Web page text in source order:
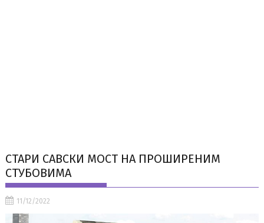
СТАРИ САВСКИ МОСТ НА ПРОШИРЕНИМ
СТУБОВИМА
11/12/2022